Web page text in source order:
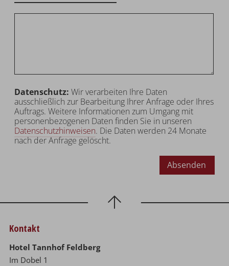
Datenschutz:Wir verarbeiten Ihre Daten
ausschließlich zur Bearbeitung Ihrer Anfrage oder Ihres
Auftrags. Weitere Informationen zum Umgang mit
personenbezogenen Daten finden Sie in unseren
Datenschutzhinweisen. Die Daten werden 24 Monate
nach der Anfrage gelöscht.
Absenden
Kontakt
Hotel Tannhof Feldberg
Im Dobel 1